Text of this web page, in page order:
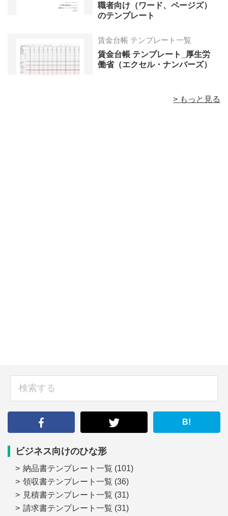
職者向け（ワード、ページズ）
のテンプレート
賃金台帳 テンプレート一覧
賃金台帳 テンプレート_厚生労
働省（エクセル・ナンバーズ）
> もっと見る
B!
ビジネス向けのひな形
納品書テンプレート一覧 (101)
領収書テンプレート一覧 (36)
見積書テンプレート一覧 (31)
請求書テンプレート一覧 (31)